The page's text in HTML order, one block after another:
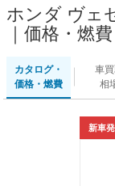
ホンダ ヴェ
｜価格・燃
カタログ・
価格・燃費
車
相
新車